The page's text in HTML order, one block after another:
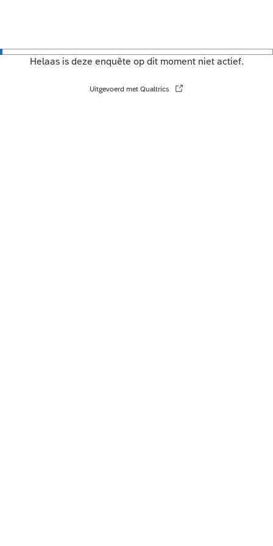
Helaas is deze enquête op dit moment niet actief.
Uitgevoerd met Qualtrics